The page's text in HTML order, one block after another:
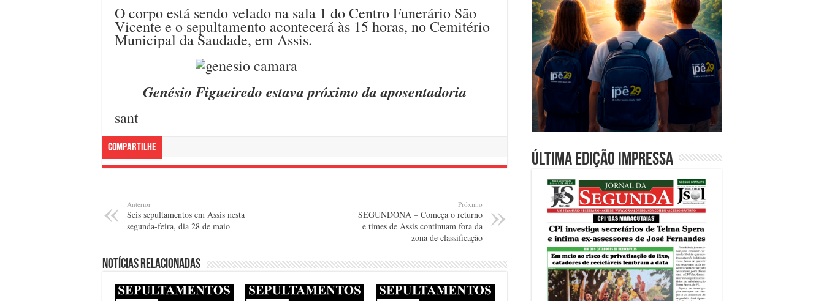
O corpo está sendo velado na sala 1 do Centro Funerário São
Vicente e o sepultamento acontecerá às 15 horas, no Cemitério
Municipal da Saudade, em Assis.
Genésio Figueiredo estava próximo da aposentadoria
sant
Compartilhe
Anterior
Seis sepultamentos em Assis nesta
segunda-feira, dia 28 de maio
Próximo
SEGUNDONA – Começa o returno
e times de Assis continuam fora da
zona de classificação
Notícias relacionadas
Última edição impressa